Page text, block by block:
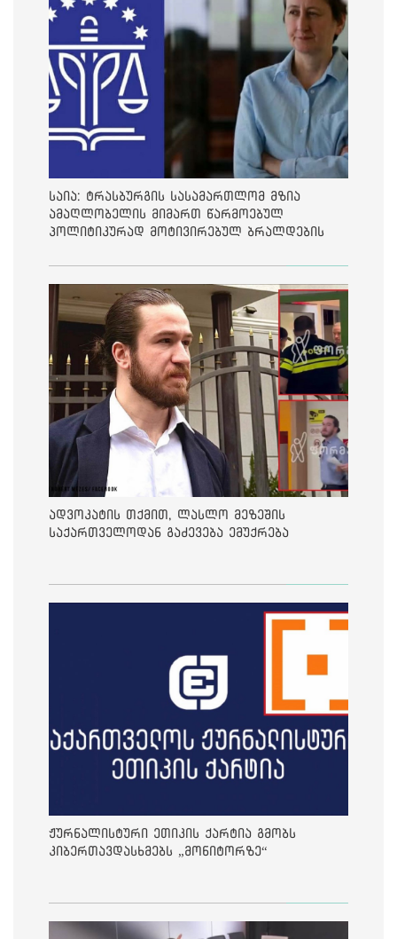
საია: ტრასბურგის სასამართლომ მზია
ამაღლობელის მიმართ წარმოებულ
პოლიტიკურად მოტივირებულ ბრალდების
ადვოკატის თქმით, ლასლო მეზეშის
საქართველოდან გაძევება ემუქრება
ჟურნალისტური ეთიკის ქარტია გმობს
კიბერთავდასხმებს „მონიტორზე“